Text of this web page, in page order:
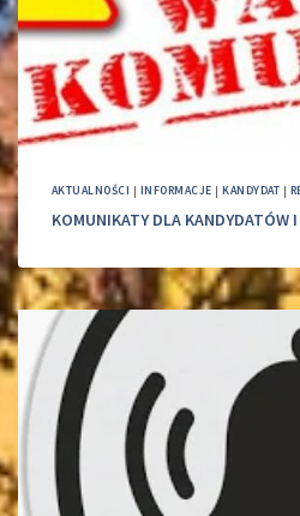
AKTUALNOŚCI | INFORMACJE |KANDYDAT |
KOMUNIKATY DLA KANDYDATÓW